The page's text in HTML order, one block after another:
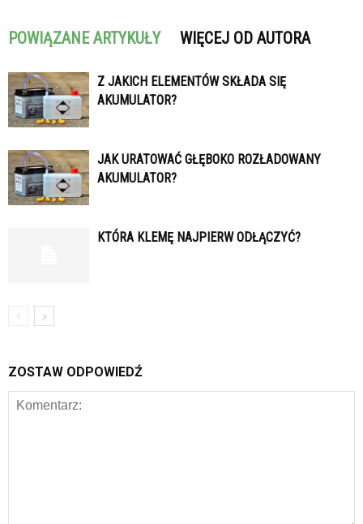
POWIĄZANE ARTYKUŁY WIĘCEJ OD AUTORA
Z JAKICH ELEMENTÓW SKŁADA SIĘ
AKUMULATOR?
JAK URATOWAĆ GŁĘBOKO ROZŁADOWANY
AKUMULATOR?
KTÓRA KLEMĘ NAJPIERW ODŁĄCZYĆ?
ZOSTAW ODPOWIEDŹ